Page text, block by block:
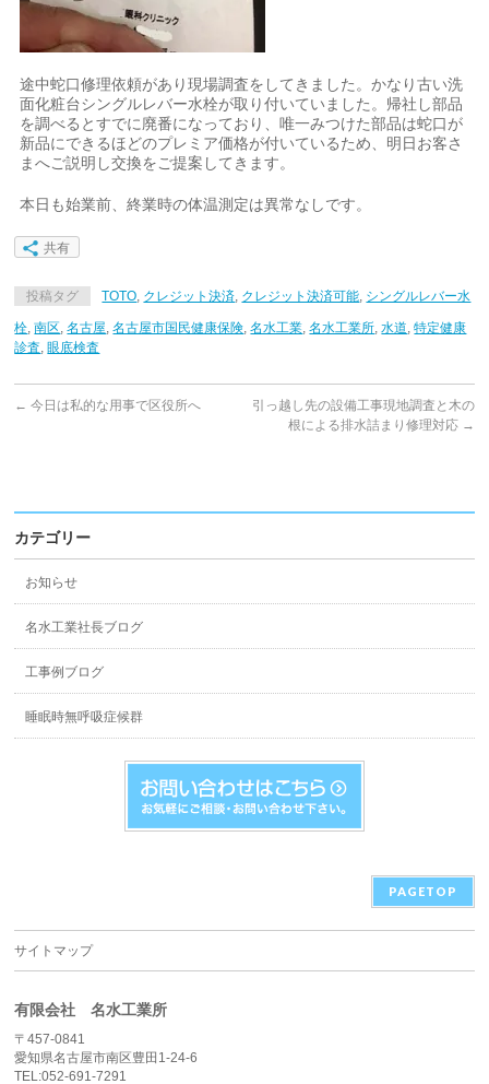
途中蛇口修理依頼があり現場調査をしてきました。かなり古い洗
面化粧台シングルレバー水栓が取り付いていました。帰社し部品
を調べるとすでに廃番になっており、唯一みつけた部品は蛇口が
新品にできるほどのプレミア価格が付いているため、明日お客さ
まへご説明し交換をご提案してきます。
本日も始業前、終業時の体温測定は異常なしです。
共有
投稿タグ TOTO, クレジット決済, クレジット決済可能, シングルレバー水
栓,南区,名古屋,名古屋市国民健康保険,名水工業,名水工業所,水道,特定健康
診査, 眼底検査
← 今日は私的な用事で区役所へ
引っ越し先の設備工事現地調査と木の
根による排水詰まり修理対応 →
カテゴリー
お知らせ
名水工業社長ブログ
工事例ブログ
睡眠時無呼吸症候群
PAGETOP
サイトマップ
有限会社 名水工業所
〒457-0841
愛知県名古屋市南区豊田1-24-6
TEL:052-691-7291